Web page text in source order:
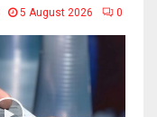
5 August 2026 0